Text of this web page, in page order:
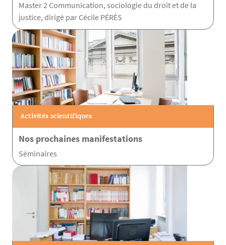
Master 2 Communication, sociologie du droit et de la
justice, dirigé par Cécile PÉRÈS
Activités scientifiques
Nos prochaines manifestations
Séminaires